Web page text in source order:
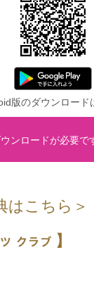
版のダウンロード
ンロードが必要で
はこちら＞